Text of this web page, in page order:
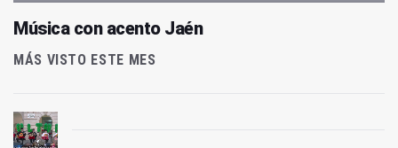
Música con acento Jaén
MÁS VISTO ESTE MES